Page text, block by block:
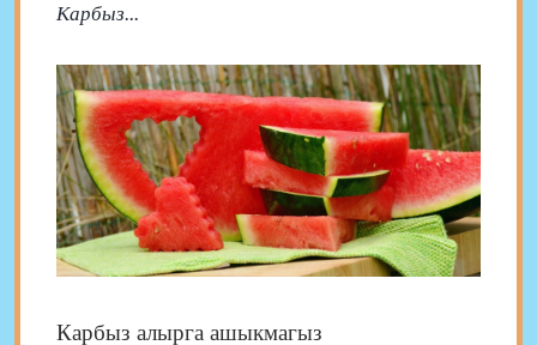
Карбыз...
Карбыз алырга ашыкмагыз